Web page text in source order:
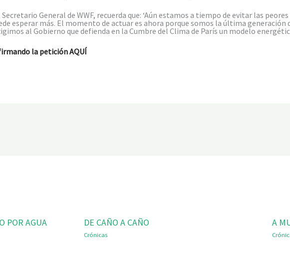
General de WWF, recuerda que: ‘Aún estamos a tiempo de evitar las
esperar más. El momento de actuar es ahora porque somos la última generación
al Gobierno que defienda en la Cumbre del Clima de París un modelo
la peticiónAQUÍ
POR AGUA DE CAÑO A CAÑO
Crónicas
A